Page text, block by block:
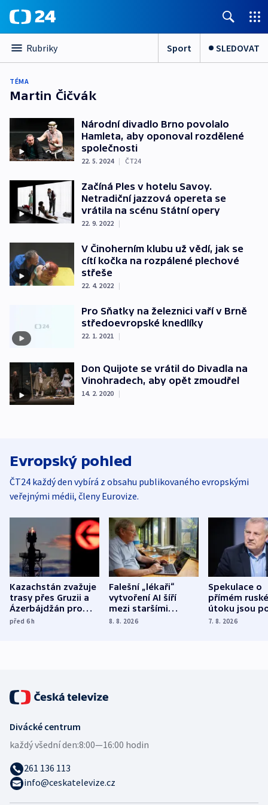
Rubriky Sport SLEDOVAT
TÉMA
Martin Čičvák
Národní divadlo Brno povolalo
Hamleta, aby oponoval rozdělené
společnosti
22. 5. 2024 | ČT24
Začíná Ples v hotelu Savoy.
Netradiční jazzová opereta se
vrátila na scénu Státní opery
22. 9. 2022 |
V Činoherním klubu už vědí, jak se
cítí kočka na rozpálené plechové
střeše
22. 4. 2022 |
Pro Sňatky na železnici vaří v Brně
středoevropské knedlíky
22. 1. 2021 |
Don Quijote se vrátil do Divadla na
Vinohradech, aby opět zmoudřel
14. 2. 2020 |
Evropský pohled
ČT24 každý den vybírá z obsahu publikovaného evropskými
veřejnými médii, členy Eurovize.
Kazachstán zvažuje
trasy přes Gruzii a
Ázerbájdžán pro
vývoz ropy do
před 6h
Falešní „lékaři“
vytvoření AI šíří
mezi staršími
Poláky nebezpečné
8. 8. 2026
Spekulace o
přímém
útoku jsou
míní
7. 8. 2026
Divácké centrum
každý všední den:8:00—16:00 hodin
261 136 113
info@ceskatelevize.cz